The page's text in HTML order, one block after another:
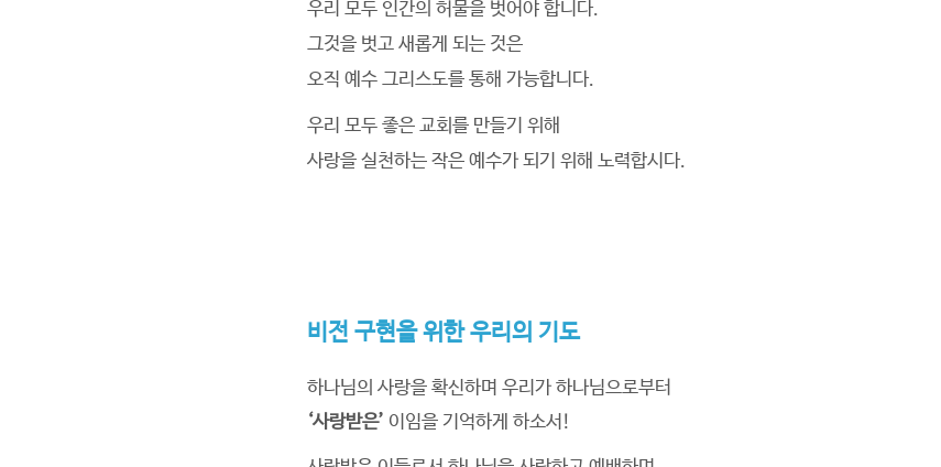
우리 모두 인간의 허물을 벗어야 합니다.
그것을 벗고 새롭게 되는 것은
오직 예수 그리스도를 통해 가능합니다.
우리 모두 좋은 교회를 만들기 위해
사랑을 실천하는 작은 예수가 되기 위해 노력합시다.
비전 구현을 위한 우리의 기도
하나님의 사랑을 확신하며 우리가 하나님으로부터
‘사랑받은’ 이임을 기억하게 하소서!